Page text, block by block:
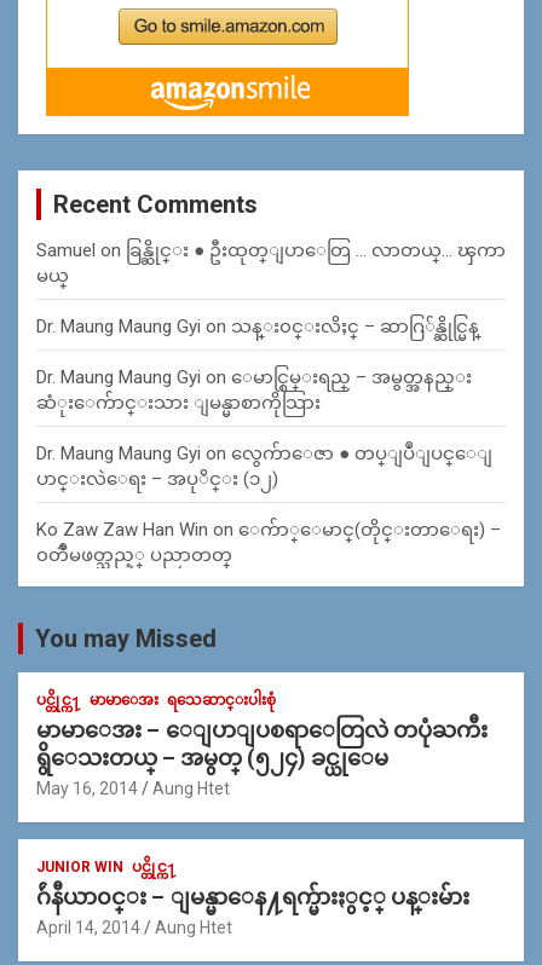
Recent Comments
Samuel on ခြန္ဆိုင္း ● ဦးထုတ္ျပာေတြ … လာတယ္… ၾကာ
မယ္
Dr. Maung Maung Gyi on သန္း၀င္းလိႈင္ – ဆာဂြ်န္ဆိုင္မြန္
Dr. Maung Maung Gyi on ေမာင္စြမ္းရည္ – အမွတ္အနည္း
ဆံုးေက်ာင္းသား ျမန္မာစာကိုသြား
Dr. Maung Maung Gyi on လွေက်ာေဇာ ● တပ္ျပဳျပင္ေျ
ပာင္းလဲေရး – အပုိင္း (၁၂)
Ko Zaw Zaw Han Win on ေက်ာ္ေမာင္(တိုင္းတာေရး) –
၀တၳဳမဖတ္သည့္ ပညာတတ္
You may Missed
ပင္တိုင္က႑ မာမာေအး ရသေဆာင္းပါးစုံ
မာမာေအး – ေျပာျပစရာေတြလဲ တပုံႀကီး
ရွိေသးတယ္ – အမွတ္ (၅၂၄) ခင္ယုေမ
May 16, 2014 Aung Htet
JUNIOR WIN ပင္တိုင္က႑
ဂ်ဴနီယာ၀င္း – ျမန္မာေန႔ရက္မ်ားႏွင့္ ပန္းမ်ား
April 14, 2014 Aung Htet